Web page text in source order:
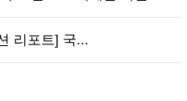
리포트] 국...